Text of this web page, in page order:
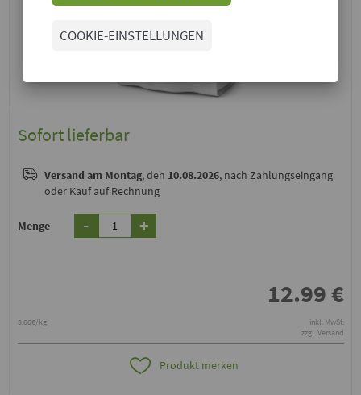
Sofort lieferbar
Versand am Montag, den 10.08.2026, nach Zahlungseingang
oder Kauf auf Rechnung
Menge - +
12.99€
8.66€/kg
inkl. MwSt.
zzgl. Versand
Produkt merken
COOKIE-EINSTELLUNGEN